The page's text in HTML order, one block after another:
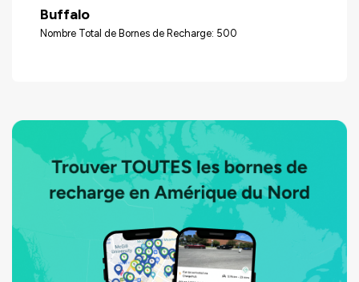
Buffalo
Nombre Total de Bornes de Recharge: 500